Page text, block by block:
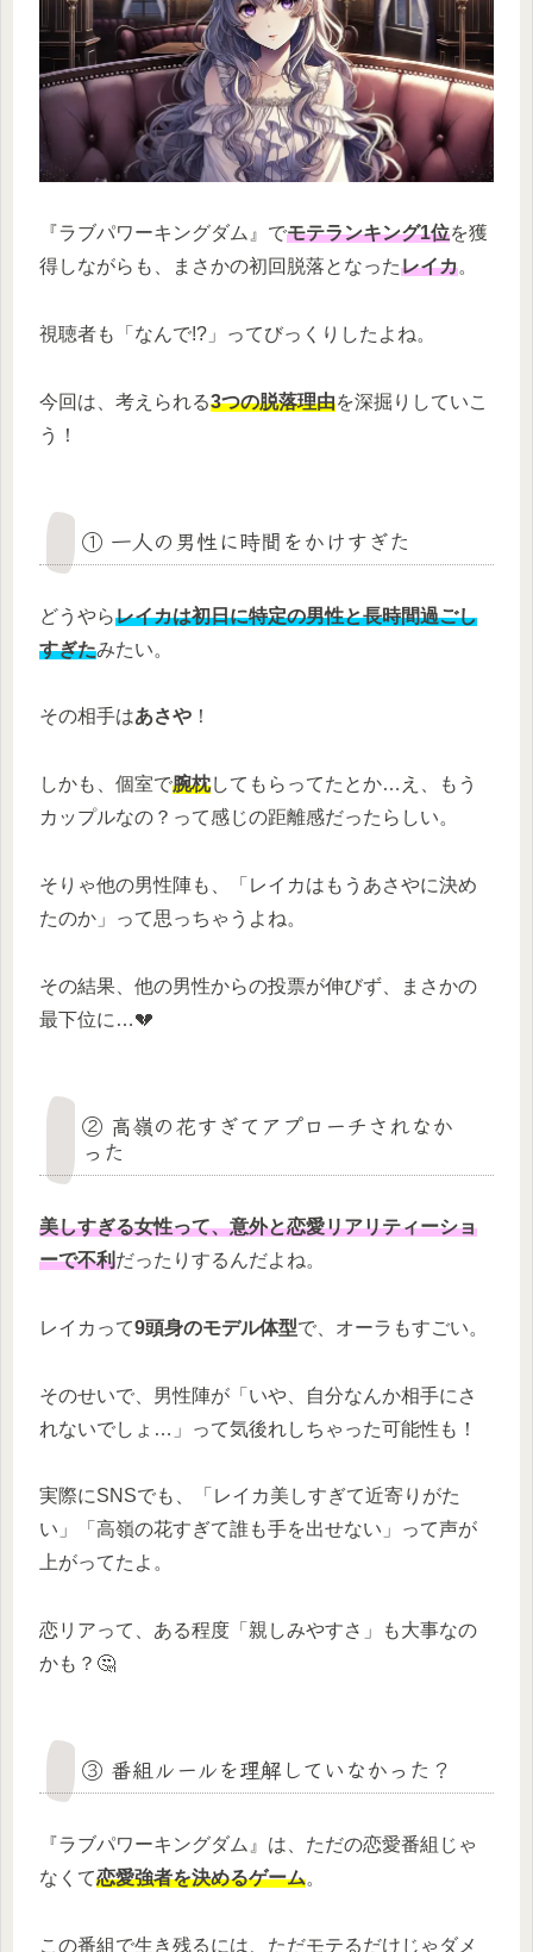
『ラブパワーキングダム』でモテランキング1位を獲
得しながらも、まさかの初回脱落となったレイカ。
視聴者も「なんで!?」ってびっくりしたよね。
今回は、考えられる3つの脱落理由を深掘りしていこ
う！
① 一人の男性に時間をかけすぎた
どうやらレイカは初日に特定の男性と長時間過ごし
すぎたみたい。
その相手はあさや ！
しかも、個室で腕枕してもらってたとか…え、もう
カップルなの？って感じの距離感だったらしい。
そりゃ他の男性陣も、「レイカはもうあさやに決め
たのか」って思っちゃうよね。
その結果、他の男性からの投票が伸びず、まさかの
最下位に…💔
② 高嶺の花すぎてアプローチされなか
った
美しすぎる女性って、意外と恋愛リアリティーショ
ーで不利だったりするんだよね。
レイカって9頭身のモデル体型で、オーラもすごい。
そのせいで、男性陣が「いや、自分なんか相手にさ
れないでしょ…」って気後れしちゃった可能性も！
実際にSNSでも、「レイカ美しすぎて近寄りがた
い」「高嶺の花すぎて誰も手を出せない」って声が
上がってたよ。
恋リアって、ある程度「親しみやすさ」も大事なの
かも？🤔
③ 番組ルールを理解していなかった？
『ラブパワーキングダム』は、ただの恋愛番組じゃ
なくて恋愛強者を決めるゲーム。
この番組で生き残るには、ただモテるだけじゃダメ